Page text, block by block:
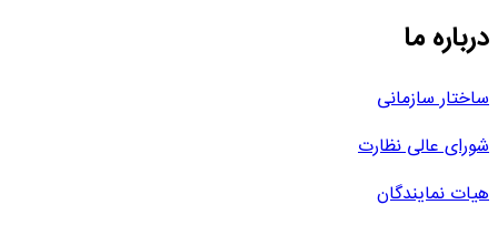
درباره ما
ساختار سازمانی
شورای عالی نظارت
هیات نمایندگان